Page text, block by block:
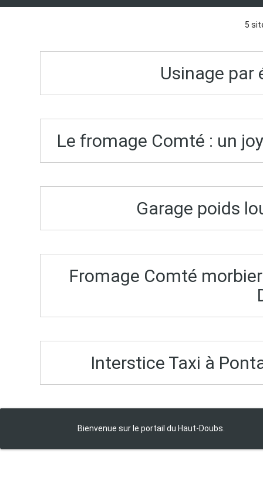
5
Usinage par
Le fromage Comté : un
Garage poids
Fromage Comté
Interstice Taxi à
Bienvenue sur le portail du Haut‑Doubs.